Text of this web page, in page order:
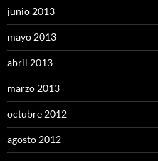
junio 2013
mayo 2013
abril 2013
marzo 2013
octubre 2012
agosto 2012